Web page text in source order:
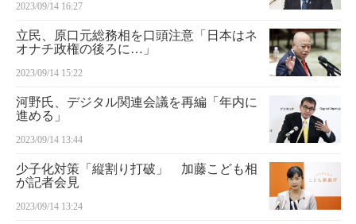
2023/09/14 16:27
立民、原口元総務相を口頭注意「日本はネ
オナチ政権の後ろに…」
2023/09/14 15:22
河野氏、デジタル関連会議を再編「年内に
進める」
2023/09/14 13:44
少子化対策「縦割り打破」 加藤こども相
が記者会見
2023/09/14 13:24